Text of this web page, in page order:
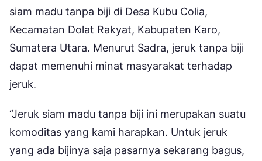
siam madu tanpa biji di Desa Kubu Colia,
Kecamatan Dolat Rakyat, Kabupaten Karo,
Sumatera Utara. Menurut Sadra, jeruk tanpa biji
dapat memenuhi minat masyarakat terhadap
jeruk.
“Jeruk siam madu tanpa biji ini merupakan suatu
komoditas yang kami harapkan. Untuk jeruk
yang ada bijinya saja pasarnya sekarang bagus,